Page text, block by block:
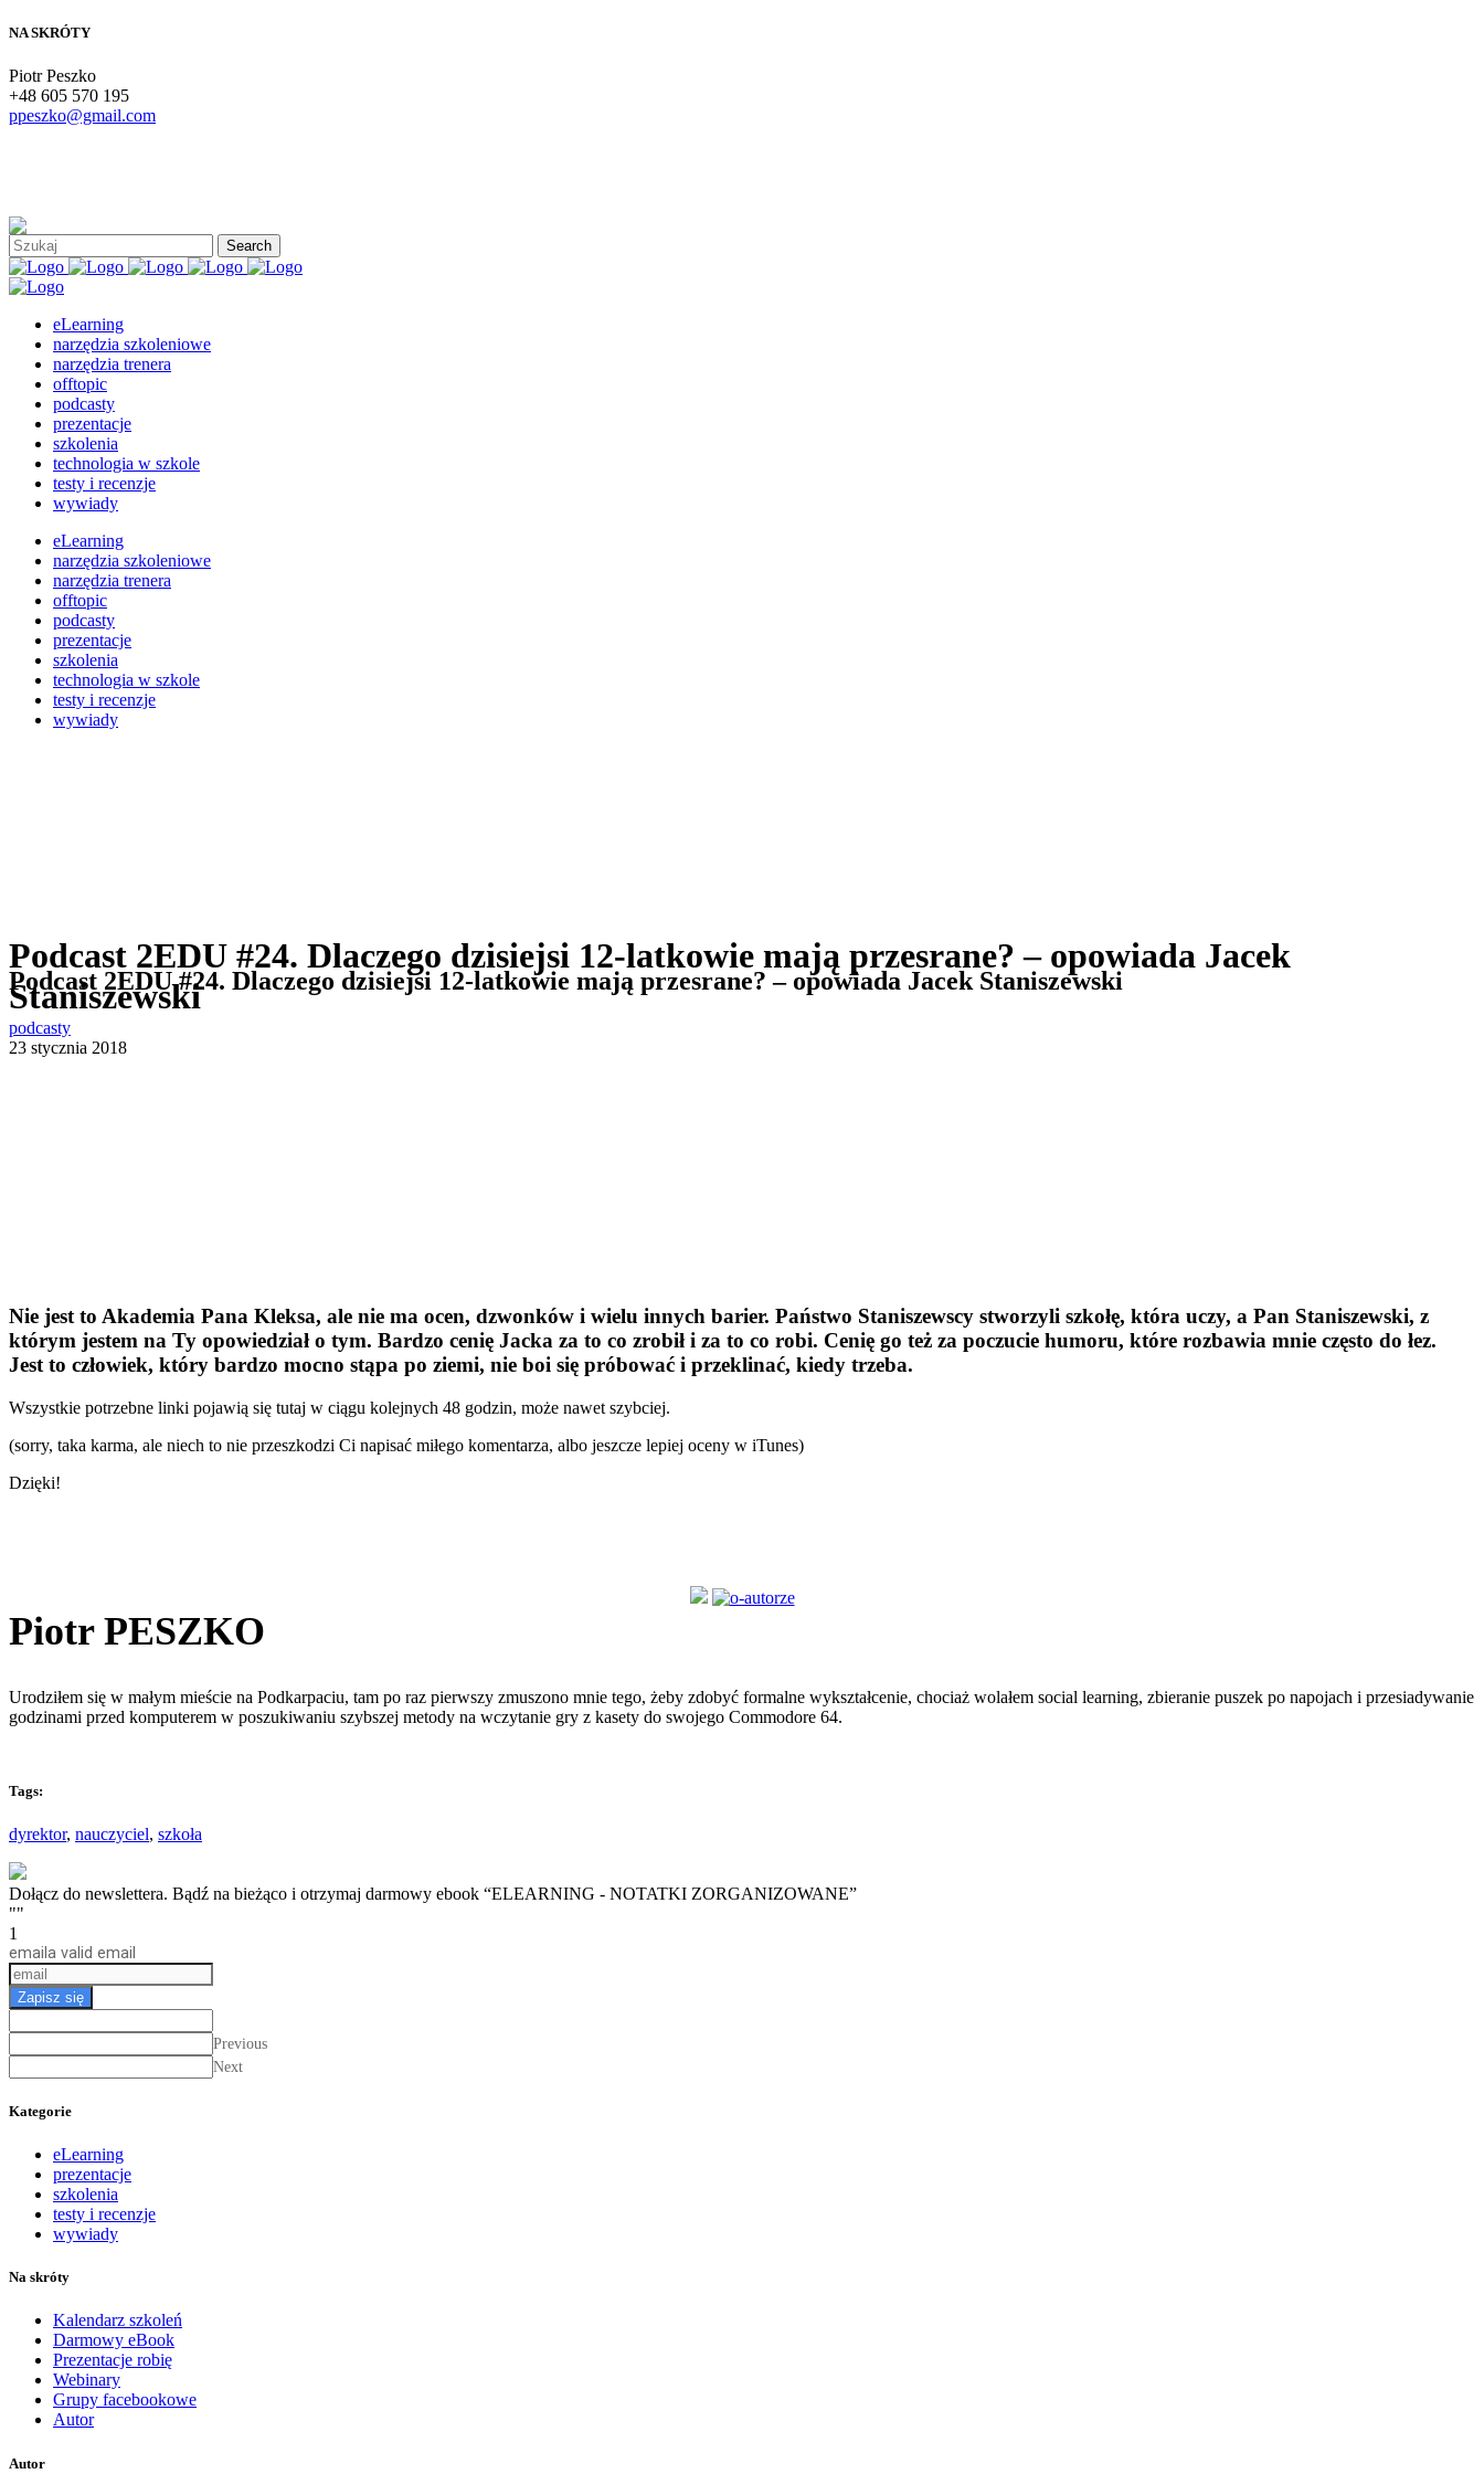
NA SKRÓTY
Piotr Peszko
+48 605 570 195
ppeszko@gmail.com
eLearning
narzędzia szkoleniowe
narzędzia trenera
offtopic
podcasty
prezentacje
szkolenia
technologia w szkole
testy i recenzje
wywiady
eLearning
narzędzia szkoleniowe
narzędzia trenera
offtopic
podcasty
prezentacje
szkolenia
technologia w szkole
testy i recenzje
wywiady
Podcast 2EDU #24. Dlaczego dzisiejsi 12-latkowie mają przesrane? – opowiada Jacek
Staniszewski
Podcast 2EDU #24. Dlaczego dzisiejsi 12-latkowie mają przesrane? – opowiada Jacek Staniszewski
podcasty
23 stycznia 2018
Nie jest to Akademia Pana Kleksa, ale nie ma ocen, dzwonków i wielu innych barier. Państwo Staniszewscy stworzyli szkołę, która uczy, a Pan Staniszewski, z
którym jestem na Ty opowiedział o tym. Bardzo cenię Jacka za to co zrobił i za to co robi. Cenię go też za poczucie humoru, które rozbawia mnie często do łez.
Jest to człowiek, który bardzo mocno stąpa po ziemi, nie boi się próbować i przeklinać, kiedy trzeba.
Wszystkie potrzebne linki pojawią się tutaj w ciągu kolejnych 48 godzin, może nawet szybciej.
(sorry, taka karma, ale niech to nie przeszkodzi Ci napisać miłego komentarza, albo jeszcze lepiej oceny w iTunes)
Dzięki!
Piotr PESZKO
Urodziłem się w małym mieście na Podkarpaciu, tam po raz pierwszy zmuszono mnie tego, żeby zdobyć formalne wykształcenie, chociaż wolałem social learning, zbieranie puszek po napojach i przesiadywanie
godzinami przed komputerem w poszukiwaniu szybszej metody na wczytanie gry z kasety do swojego Commodore 64.
Tags:
dyrektor, nauczyciel, szkoła
Dołącz do newslettera. Bądź na bieżąco i otrzymaj darmowy ebook “ELEARNING - NOTATKI ZORGANIZOWANE”
""
1
email a valid email
Zapisz się
Previous
Next
Kategorie
eLearning
prezentacje
szkolenia
testy i recenzje
wywiady
Na skróty
Kalendarz szkoleń
Darmowy eBook
Prezentacje robię
Webinary
Grupy facebookowe
Autor
Autor